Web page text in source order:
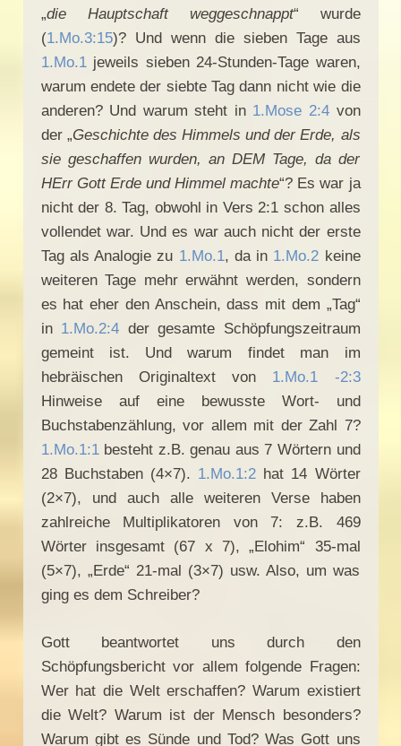
„die Hauptschaft weggeschnappt“ wurde
(1.Mo.3:15)? Und wenn die sieben Tage aus
1.Mo.1jeweils sieben 24-Stunden-Tage waren,
warum endete der siebte Tag dann nicht wie die
anderen? Und warum steht in 1.Mose 2:4von
der „Geschichte des Himmels und der Erde, als
sie geschaffen wurden, an DEM Tage, da der
HErr Gott Erde und Himmel machte“? Es war ja
nicht der 8. Tag, obwohl in Vers 2:1 schon alles
vollendet war. Und es war auch nicht der erste
Tag als Analogie zu 1.Mo.1, da in 1.Mo.2 keine
weiteren Tage mehr erwähnt werden, sondern
es hat eher den Anschein, dass mit dem „Tag“
in 1.Mo.2:4 der gesamte Schöpfungszeitraum
gemeint ist. Und warum findet man im
hebräischen Originaltext von 1.Mo.1 -2:3
Hinweise auf eine bewusste Wort- und
Buchstabenzählung, vor allem mit der Zahl 7?
1.Mo.1:1besteht z.B. genau aus 7 Wörtern und
28 Buchstaben (4×7). 1.Mo.1:2 hat 14 Wörter
(2×7), und auch alle weiteren Verse haben
zahlreiche Multiplikatoren von 7: z.B. 469
Wörter insgesamt (67 x 7), „Elohim“ 35-mal
(5×7), „Erde“ 21-mal (3×7) usw. Also, um was
ging es dem Schreiber?
Gott beantwortet uns durch den
Schöpfungsbericht vor allem folgende Fragen:
Wer hat die Welt erschaffen? Warum existiert
die Welt? Warum ist der Mensch besonders?
Warum gibt es Sünde und Tod? Was Gott uns